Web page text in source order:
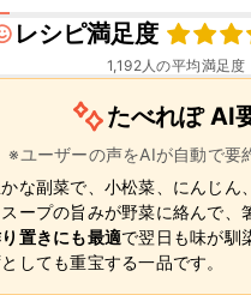
レシピ満足度
1,192人の平均満足度
たべれぽ AI
※ユーザーの声をAIが自動で要
な副菜で、小松菜、にんじ
ープの旨みが野菜に絡んで
置きにも最適で翌日も味が馴
しても重宝する一品です。